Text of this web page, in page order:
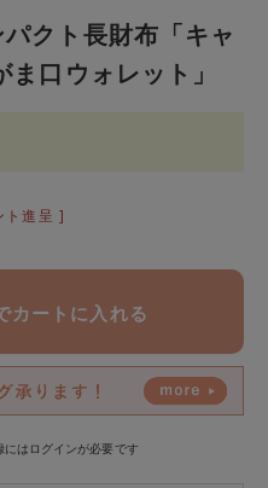
クト長財布「キャ
口ウォレット」
ト進呈 ]
カートに入れる
にはログインが必要です